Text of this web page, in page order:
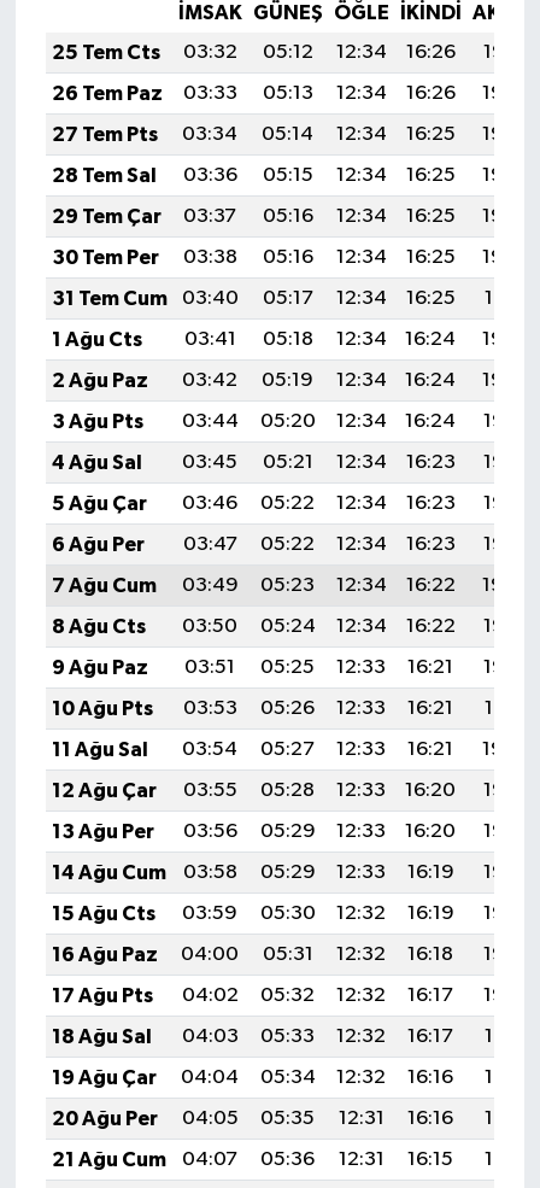
İMSAK GÜNEŞ ÖĞLE İKINDI
25 Tem Cts
03:32 05:12 12:34 16:26
19:47
26 Tem Paz
03:33 05:13 12:34 16:26
19:46
27 Tem Pts
03:34 05:14 12:34 16:25
19:45
28 Tem Sal
03:36 05:15 12:34 16:25
19:44
29 Tem Çar
03:37 05:16 12:34 16:25
19:43
30 Tem Per
03:38 05:16 12:34 16:25
19:42
31 Tem Cum
03:40 05:17 12:34 16:25
19:41
1 Ağu Cts
03:41 05:18 12:34 16:24
19:40
2 Ağu Paz
03:42 05:19 12:34 16:24
19:39
3 Ağu Pts
03:44 05:20 12:34 16:24
19:38
4 Ağu Sal
03:45 05:21 12:34 16:23
19:37
5 Ağu Çar
03:46 05:22 12:34 16:23
19:36
6 Ağu Per
03:47 05:22 12:34 16:23
19:35
7 Ağu Cum
03:49 05:23 12:34 16:22
19:34
8 Ağu Cts
03:50 05:24 12:34 16:22
19:33
9 Ağu Paz
03:51 05:25 12:33 16:21
19:32
10 Ağu Pts
03:53 05:26 12:33 16:21
19:31
11 Ağu Sal
03:54 05:27 12:33 16:21
19:30
12 Ağu Çar
03:55 05:28 12:33 16:20
19:28
13 Ağu Per
03:56 05:29 12:33 16:20
19:27
14 Ağu Cum
03:58 05:29 12:33 16:19
19:26
15 Ağu Cts
03:59 05:30 12:32 16:19
19:25
16 Ağu Paz
04:00 05:31 12:32 16:18
19:23
17 Ağu Pts
04:02 05:32 12:32 16:17
19:22
18 Ağu Sal
04:03 05:33 12:32 16:17
19:21
19 Ağu Çar
04:04 05:34 12:32 16:16
19:19
20 Ağu Per
04:05 05:35 12:31 16:16
19:18
21 Ağu Cum
04:07 05:36 12:31 16:15
19:17